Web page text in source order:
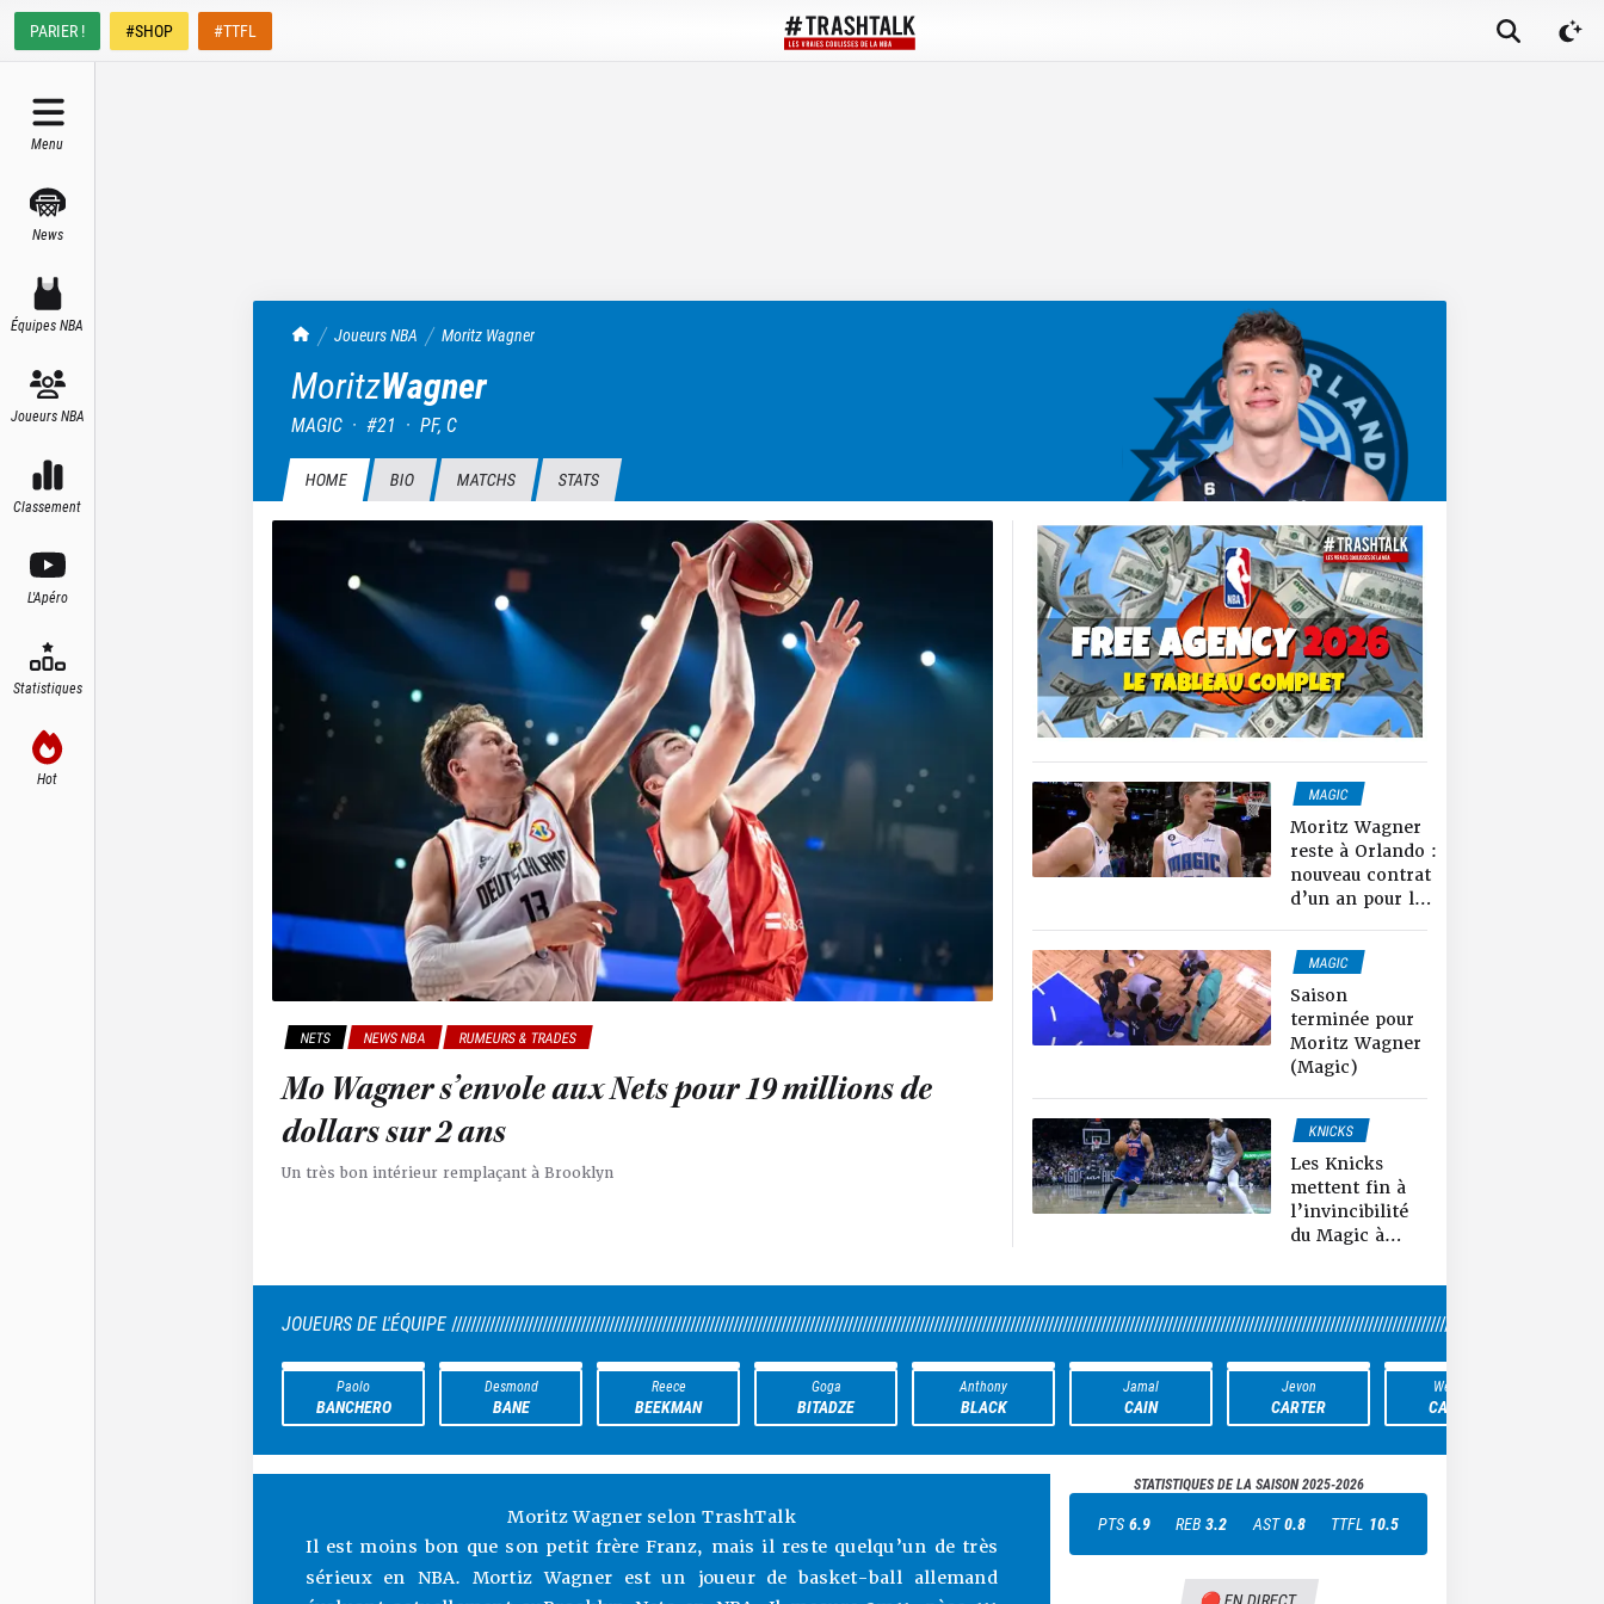
PARIER ! #SHOP #TTFL
Menu
News
Équipes NBA
Joueurs NBA
Classement
L'Apéro
Statistiques
Hot
TrashTalk Actu NBA
Joueurs NBA Moritz Wagner
MoritzWagner
MAGIC · #21 · PF, C
HOME BIO MATCHS STATS
NETS NEWS NBA RUMEURS & TRADES
Mo Wagner s’envole aux Nets pour 19 millions de
dollars sur 2 ans
Un très bon intérieur remplaçant à Brooklyn
MAGIC
NEWS NBA
RUMEURS & TRADES
Moritz Wagner
reste à Orlando :
nouveau contrat
d’un an pour le
Franz !
MAGIC
NEWS NBA
Saison
terminée pour
Moritz Wagner
(Magic)
KNICKS
MAGIC
NEWS NBA
Les Knicks
mettent fin à
l’invincibilité
du Magic à
91)
JOUEURS DE L'ÉQUIPE
Paolo
BANCHERO
Desmond
BANE
Reece
BEEKMAN
Goga
BITADZE
Anthony
BLACK
Jamal
CAIN
Jevon
CARTER
Wendell
CARTER
Moritz Wagner selon TrashTalk
Il est moins bon que son petit frère Franz, mais il reste quelqu’un de très
sérieux en NBA. Mortiz Wagner est un joueur de basket-ball allemand
STATISTIQUES DE LA SAISON2025-2026
PTS 6.9 REB 3.2 AST 0.8 TTFL 10.5